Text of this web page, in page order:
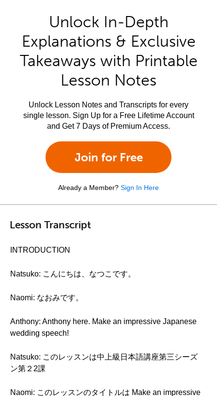
Unlock In-Depth
Explanations & Exclusive
Takeaways with Printable
Lesson Notes
Unlock Lesson Notes and Transcripts for every
single lesson. Sign Up for a Free Lifetime Account
and Get 7 Days of Premium Access.
Join for Free
Already a Member? Sign In Here
Lesson Transcript
INTRODUCTION
Natsuko: こんにちは、なつこです。
Naomi: なおみです。
Anthony: Anthony here. Make an impressive Japanese
wedding speech!
Natsuko: このレッスンは中上級日本語講座第三シーズ
ン第２2課
Naomi: このレッスンのタイトルは Make an impressive